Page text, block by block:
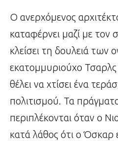
Ο ανερχόμενος
καταφέρνει μαζί με τον
κλείσει τη δουλειά των
εκατομμυριούχο
θέλει να χτίσει ένα
πολιτισμού. Τα
περιπλέκονται όταν ο
κατά λάθος ότι ο Όσκαρ